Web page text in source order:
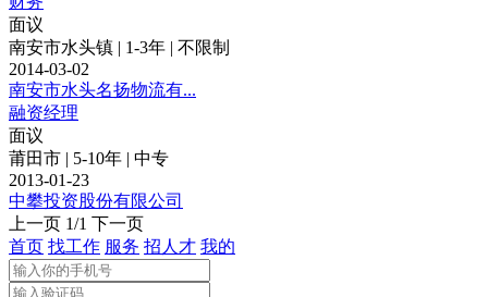
面议
南安市水头镇 | 1-3年 | 不限制
2014-03-02
南安市水头名扬物流有...
融资经理
面议
莆田市 | 5-10年 | 中专
2013-01-23
中攀投资股份有限公司
上一页 1/1 下一页
首页 找工作 服务 招人才 我的